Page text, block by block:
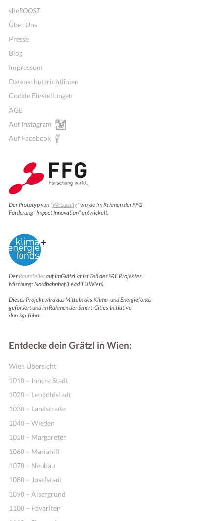
sheBOOST
Über Uns
Presse
Blog
Impressum
Datenschutzrichtlinien
Cookie Einstellungen
AGB
Auf Instagram
Auf Facebook
Der Prototyp von “WeLocally” wurde im Rahmen der FFG-
Förderung “Impact Innovation” entwickelt.
DerRaumteilerauf imGrätzl.at ist Teil des F&E Projektes
Mischung: Nordbahnhof (Lead TU Wien).
Dieses Projekt wird aus Mitteln des Klima- und Energiefonds
gefördert und im Rahmen der Smart-Cities-Initiative
durchgeführt.
Entdecke dein Grätzl in Wien:
Wien Übersicht
1010 – Innere Stadt
1020 – Leopoldstadt
1030 – Landstraße
1040 – Wieden
1050 – Margareten
1060 – Mariahilf
1070 – Neubau
1080 – Josefstadt
1090 – Alsergrund
1100 – Favoriten